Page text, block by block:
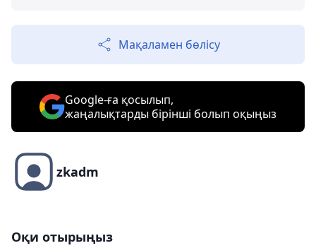
Мақаламен бөлісу
Google-ға қосылып,
жаңалықтарды бірінші болып оқыңыз
zkadm
Оқи отырыңыз